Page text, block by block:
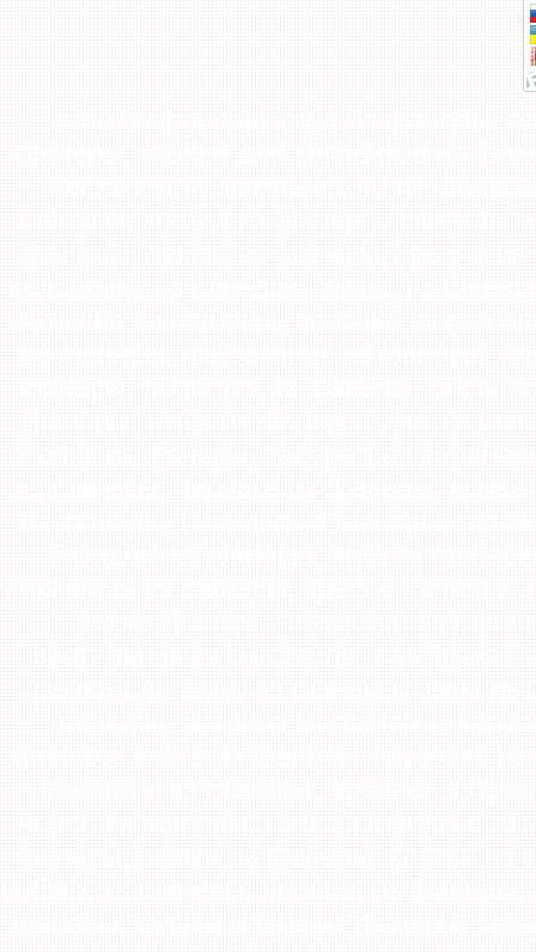
стол из фанеры, стул из фанеры,
фанеры, стойка для капкейков из
коробка для шампанского из
фанеры, звезда из фанеры,
фанеры, лампа из фанеры, кресло
велосипед из фанеры, мопед из
бутылка из фанеры, лавочка из
из фанеры, подсвечник из фанеры,
фанеры, лошадка из фанеры,
фанеры, майк из фанеры, дом из
столик из фанеры, табуретка из
из фанеры, паровоз из фанеры,
из фанеры, пианино из фанеры,
бизидом из фанеры, игра из
ключница из фанеры, кресло-
кот из фанеры, скорпион из
светильник из оргстекла,
рамка для фото из фанеры, часы
фанеры, машина из фанеры,
фанеры, книга из фанеры, грузовик
шахматы из фанеры, арбалет из
череп из фанеры, танк из фанеры,
фанеры, рамка из фанеры, клетка из
собака из фанеры, лошадь из фанеры,
фанеры, голова оленя из фанеры,